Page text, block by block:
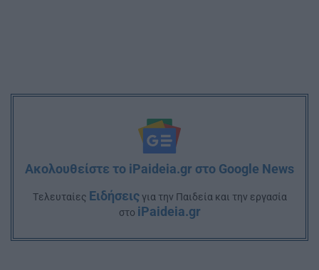
Ακολουθείστε το iPaideia.gr στο Google News
Tελευταίες Ειδήσειςγια την Παιδεία και την εργασία
στο iPaideia.gr